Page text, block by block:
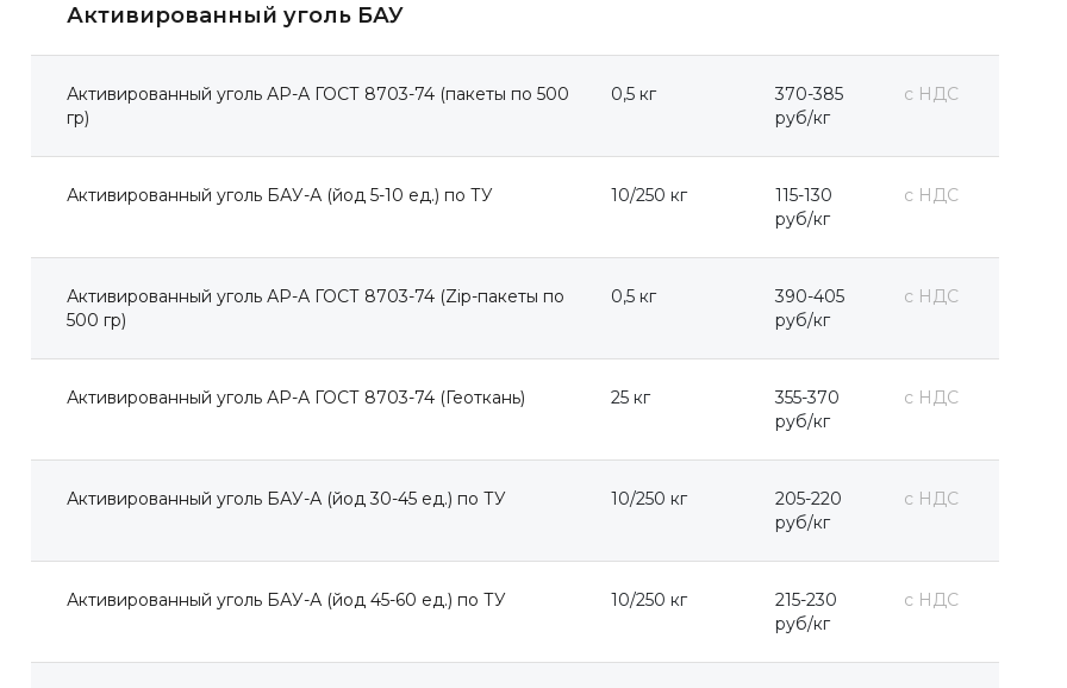
Активированный уголь БАУ
Активированный уголь АР-А ГОСТ 8703-74 (пакеты по 500
гр)
0,5 кг
370-385
руб/кг
с НДС
Активированный уголь БАУ-А (йод 5-10 ед.) по ТУ 10/250 кг
115-130
руб/кг
с НДС
Активированный уголь АР-А ГОСТ 8703-74 (Zip-пакеты по
500 гр)
0,5 кг
390-405
руб/кг
с НДС
Активированный уголь АР-А ГОСТ 8703-74 (Геоткань) 25 кг
355-370
руб/кг
с НДС
Активированный уголь БАУ-А (йод 30-45 ед.) по ТУ 10/250 кг
205-220
руб/кг
с НДС
Активированный уголь БАУ-А (йод 45-60 ед.) по ТУ 10/250 кг
215-230
руб/кг
с НДС